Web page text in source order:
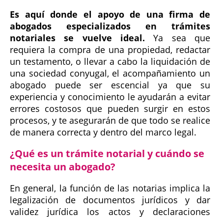
Es aquí donde el apoyo de una firma de
abogados especializados en trámites
notariales se vuelve ideal. Ya sea que
requiera la compra de una propiedad, redactar
un testamento, o llevar a cabo la liquidación de
una sociedad conyugal, el acompañamiento un
abogado puede ser escencial ya que su
experiencia y conocimiento le ayudarán a evitar
errores costosos que pueden surgir en estos
procesos, y te asegurarán de que todo se realice
de manera correcta y dentro del marco legal.
¿Qué es un trámite notarial y cuándo se
necesita un abogado?
En general, la función de las notarias implica la
legalización de documentos jurídicos y dar
validez jurídica los actos y declaraciones